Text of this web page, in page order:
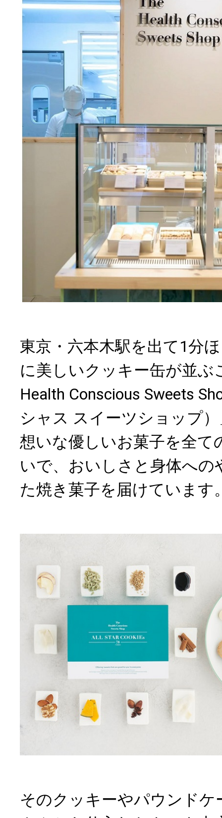
東京・六本木駅を出て1分
に美しいクッキー缶が並ぶ
Health Conscious Sweets
シャス スイーツショップ
想いな優しいお菓子を全て
いで、おいしさと身体への
た焼き菓子を届けています
そのクッキーやパウンドケ